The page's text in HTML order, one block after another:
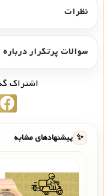
نظرات
سوالات پرتکرار
اشتراک
✨ پیشنهادهای مشابه